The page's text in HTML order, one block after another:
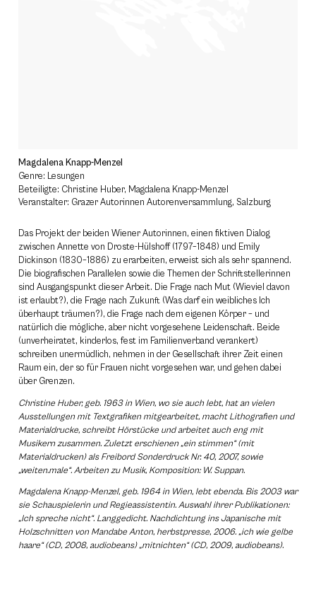
Magdalena Knapp-Menzel
Genre: Lesungen
Beteiligte: Christine Huber, Magdalena Knapp-Menzel
Veranstalter: Grazer Autorinnen Autorenversammlung, Salzburg
Das Projekt der beiden Wiener Autorinnen, einen fiktiven Dialog
zwischen Annette von Droste-Hülshoff (1797–1848) und Emily
Dickinson (1830–1886) zu erarbeiten, erweist sich als sehr spannend.
Die biografischen Parallelen sowie die Themen der Schriftstellerinnen
sind Ausgangspunkt dieser Arbeit. Die Frage nach Mut (Wieviel davon
ist erlaubt?), die Frage nach Zukunft (Was darf ein weibliches Ich
überhaupt träumen?), die Frage nach dem eigenen Körper – und
natürlich die mögliche, aber nicht vorgesehene Leidenschaft. Beide
(unverheiratet, kinderlos, fest im Familienverband verankert)
schreiben unermüdlich, nehmen in der Gesellschaft ihrer Zeit einen
Raum ein, der so für Frauen nicht vorgesehen war, und gehen dabei
über Grenzen.
Christine Huber, geb. 1963 in Wien, wo sie auch lebt, hat an vielen
Ausstellungen mit Textgrafiken mitgearbeitet, macht Lithografien und
Materialdrucke, schreibt Hörstücke und arbeitet auch eng mit
Musikern zusammen. Zuletzt erschienen „ein stimmen“ (mit
Materialdrucken) als Freibord Sonderdruck Nr. 40, 2007, sowie
„weiten.male“. Arbeiten zu Musik, Komposition: W. Suppan.
Magdalena Knapp-Menzel, geb. 1964 in Wien, lebt ebenda. Bis 2003 war
sie Schauspielerin und Regieassistentin. Auswahl ihrer Publikationen:
„Ich spreche nicht“. Langgedicht. Nachdichtung ins Japanische mit
Holzschnitten von Mandabe Anton, herbstpresse, 2006. „ich wie gelbe
haare“ (CD, 2008, audiobeans) „mitnichten“ (CD, 2009, audiobeans).